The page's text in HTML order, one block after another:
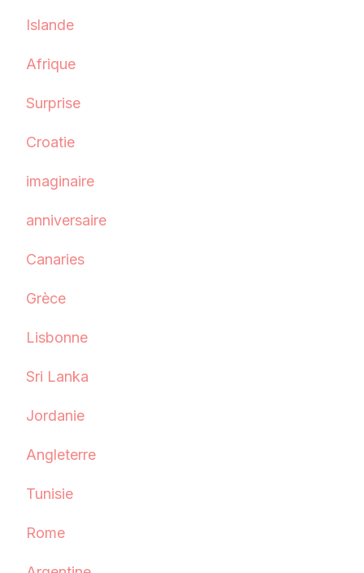
Islande
Afrique
Surprise
Croatie
imaginaire
anniversaire
Canaries
Grèce
Lisbonne
Sri Lanka
Jordanie
Angleterre
Tunisie
Rome